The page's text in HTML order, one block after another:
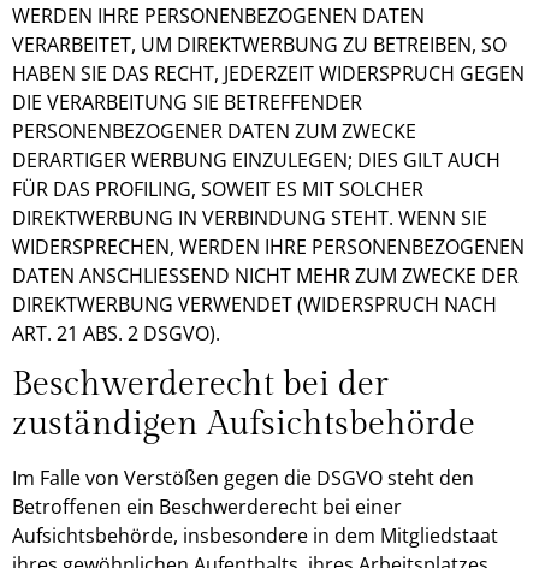
WERDEN IHRE PERSONENBEZOGENEN DATEN
VERARBEITET, UM DIREKTWERBUNG ZU BETREIBEN, SO
HABEN SIE DAS RECHT, JEDERZEIT WIDERSPRUCH GEGEN
DIE VERARBEITUNG SIE BETREFFENDER
PERSONENBEZOGENER DATEN ZUM ZWECKE
DERARTIGER WERBUNG EINZULEGEN; DIES GILT AUCH
FÜR DAS PROFILING, SOWEIT ES MIT SOLCHER
DIREKTWERBUNG IN VERBINDUNG STEHT. WENN SIE
WIDERSPRECHEN, WERDEN IHRE PERSONENBEZOGENEN
DATEN ANSCHLIESSEND NICHT MEHR ZUM ZWECKE DER
DIREKTWERBUNG VERWENDET (WIDERSPRUCH NACH
ART. 21 ABS. 2 DSGVO).
Beschwerde­recht bei der
zuständigen Aufsichts­behörde
Im Falle von Verstößen gegen die DSGVO steht den
Betroffenen ein Beschwerderecht bei einer
Aufsichtsbehörde, insbesondere in dem Mitgliedstaat